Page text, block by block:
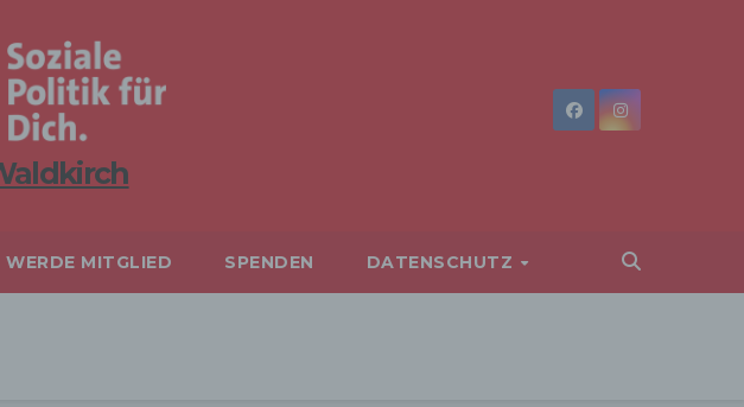
WERDE MITGLIED SPENDEN DATENSCHUTZ